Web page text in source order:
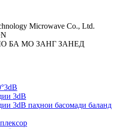
Microwave Co., Ltd.
БА МО ЗАНГ ЗАНЕД
3dB
3dB паҳнои басомади баланд